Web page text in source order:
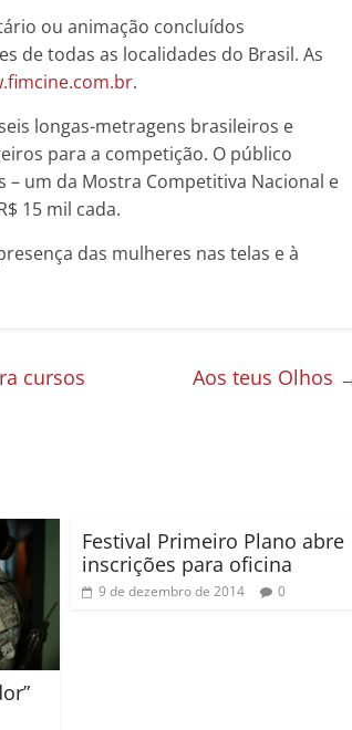
ou animação concluídos
de todas as localidades do Brasil. As
.
longas-metragens brasileiros e
para a competição. O público
– um da Mostra Competitiva Nacional e
15 mil cada.
das mulheres nas telas e à
cursos Aos teus Olhos
Festival Primeiro Plano abre
inscrições para oficina
9 de dezembro de 2014 0